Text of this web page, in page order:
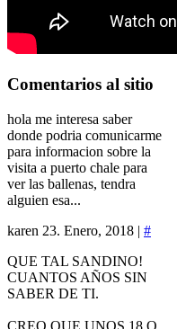
Comentarios al sitio
hola me interesa saber
donde podria comunicarme
para informacion sobre la
visita a puerto chale para
ver las ballenas, tendra
alguien esa...
karen 23. Enero, 2018 | #
QUE TAL SANDINO!
CUANTOS AÑOS SIN
SABER DE TI.
CREO QUE UNOS 18 O